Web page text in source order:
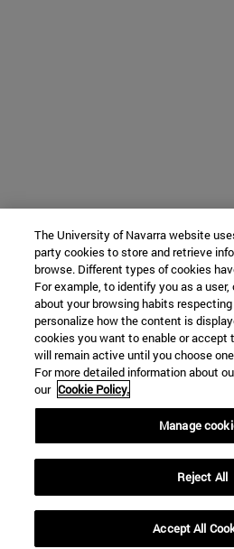
The University of Navarra website
party cookies to store and retrieve
browse. Different types of cookies
For example, to identify you as a
about your browsing habits
personalize how the content is
cookies you want to enable or accept
will remain active until you choose
For more detailed information about
our Cookie Policy.
Manage
Reject All
Accept All